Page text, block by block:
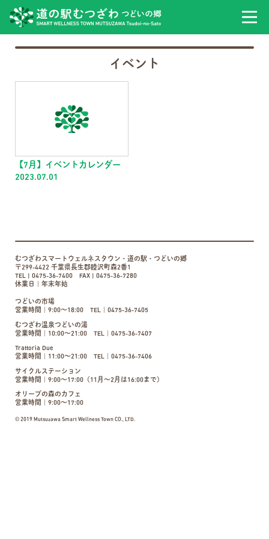
イベント
【7月】イベントカレンダー
2023.07.01
むつざわスマートウェルネスタウン・道の駅・つどいの郷
〒299-4422 千葉県長生郡睦沢町森2番1
TEL | 0475-36-7400 FAX | 0475-36-7280
休業日｜年末年始
つどいの市場
営業時間｜9:00〜18:00 TEL｜0475-36-7405
むつざわ温泉つどいの湯
営業時間｜10:00〜21:00 TEL｜0475-36-7407
Trattoria Due
営業時間｜11:00〜21:00 TEL｜0475-36-7406
サイクルステーション
営業時間｜9:00～17:00（11月～2月は16:00まで）
オリーブの森のカフェ
営業時間｜9:00〜17:00
© 2019 Mutsuzawa Smart Wellness Town CO., LTD.